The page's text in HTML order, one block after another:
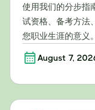
使用我们的分步指
试资格、备考方法
您职业生涯的意义。
August 7,